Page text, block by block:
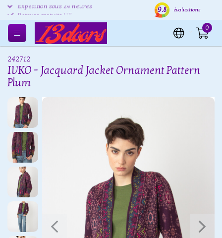
Expédition sous 24 heures Livraison gratuite UE
9.8 évaluations
0
242712
IVKO - Jacquard Jacket Ornament Pattern
Plum